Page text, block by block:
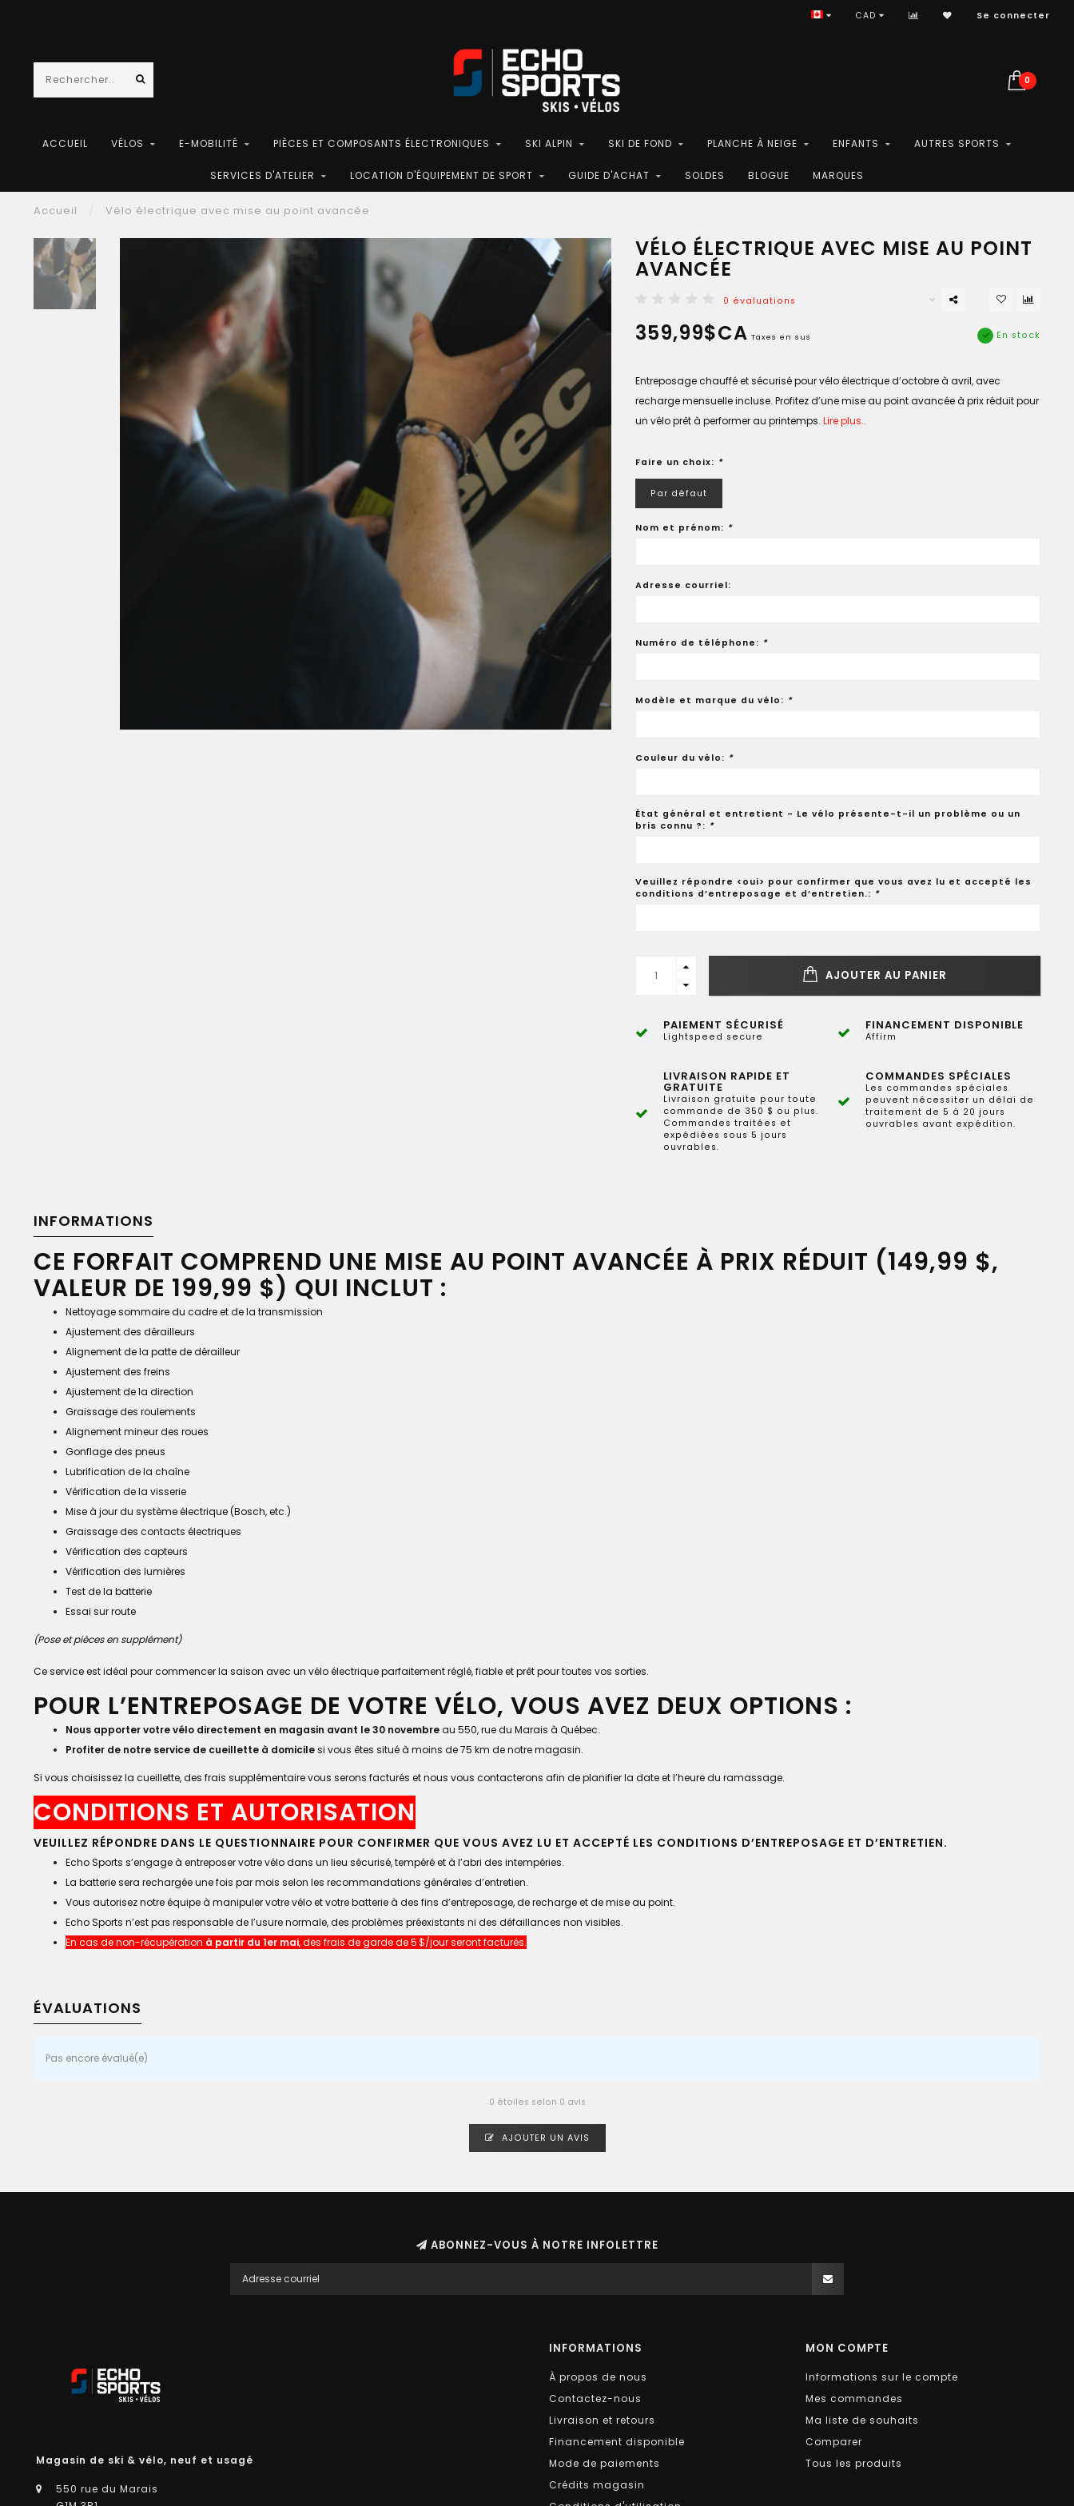
CAD Se connecter
0
ACCUEIL VÉLOS E-MOBILITÉ PIÈCES ET COMPOSANTS ÉLECTRONIQUES SKI ALPIN SKI DE FOND PLANCHE À NEIGE ENFANTS AUTRES SPORTS
SERVICES D'ATELIER LOCATION D'ÉQUIPEMENT DE SPORT GUIDE D'ACHAT SOLDES BLOGUE MARQUES
Accueil Vélo électrique avec mise au point avancée
VÉLO ÉLECTRIQUE AVEC MISE AU POINT
AVANCÉE
0 évaluations
359,99$CA Taxes en sus En stock
Entreposage chauffé et sécurisé pour vélo électrique d’octobre à avril, avec
recharge mensuelle incluse. Profitez d’une mise au point avancée à prix réduit pour
un vélo prêt à performer au printemps. Lire plus..
Faire un choix: *
Par défaut
Nom et prénom: *
Adresse courriel:
Numéro de téléphone: *
Modèle et marque du vélo: *
Couleur du vélo: *
État général et entretient - Le vélo présente-t-il un problème ou un
bris connu ?: *
Veuillez répondre <oui> pour confirmer que vous avez lu et accepté les
conditions d’entreposage et d’entretien.: *
AJOUTER AU PANIER
PAIEMENT SÉCURISÉ
Lightspeed secure
FINANCEMENT DISPONIBLE
Affirm
LIVRAISON RAPIDE ET
GRATUITE
Livraison gratuite pour toute
commande de 350 $ ou plus.
Commandes traitées et
expédiées sous 5 jours
ouvrables.
COMMANDES SPÉCIALES
Les commandes spéciales
peuvent nécessiter un délai de
traitement de 5 à 20 jours
ouvrables avant expédition.
INFORMATIONS
CE FORFAIT COMPREND UNE MISE AU POINT AVANCÉE À PRIX RÉDUIT (149,99 $,
VALEUR DE 199,99 $) QUI INCLUT :
Nettoyage sommaire du cadre et de la transmission
Ajustement des dérailleurs
Alignement de la patte de dérailleur
Ajustement des freins
Ajustement de la direction
Graissage des roulements
Alignement mineur des roues
Gonflage des pneus
Lubrification de la chaîne
Vérification de la visserie
Mise à jour du système électrique (Bosch, etc.)
Graissage des contacts électriques
Vérification des capteurs
Vérification des lumières
Test de la batterie
Essai sur route
(Pose et pièces en supplément)
Ce service est idéal pour commencer la saison avec un vélo électrique parfaitement réglé, fiable et prêt pour toutes vos sorties.
POUR L’ENTREPOSAGE DE VOTRE VÉLO, VOUS AVEZ DEUX OPTIONS :
Nous apporter votre vélo directement en magasin avant le 30 novembreau 550, rue du Marais à Québec.
Profiter de notre service de cueillette à domicilesi vous êtes situé à moins de 75 km de notre magasin.
Si vous choisissez la cueillette, des frais supplémentaire vous serons facturés et nous vous contacterons afin de planifier la date et l’heure du ramassage.
CONDITIONS ET AUTORISATION
VEUILLEZ RÉPONDRE DANS LE QUESTIONNAIRE POUR CONFIRMER QUE VOUS AVEZ LU ET ACCEPTÉ LES CONDITIONS D’ENTREPOSAGE ET D’ENTRETIEN.
Echo Sports s’engage à entreposer votre vélo dans un lieu sécurisé, tempéré et à l’abri des intempéries.
La batterie sera rechargée une fois par mois selon les recommandations générales d’entretien.
Vous autorisez notre équipe à manipuler votre vélo et votre batterie à des fins d’entreposage, de recharge et de mise au point.
Echo Sports n’est pas responsable de l’usure normale, des problèmes préexistants ni des défaillances non visibles.
En cas de non-récupération à partir du 1er mai, des frais de garde de 5 $/jour seront facturés.
ÉVALUATIONS
Pas encore évalué(e)
0 étoiles selon 0 avis
AJOUTER UN AVIS
ABONNEZ-VOUS À NOTRE INFOLETTRE
Magasin de ski & vélo, neuf et usagé
550 rue du Marais
INFORMATIONS
À propos de nous
Contactez-nous
Livraison et retours
Financement disponible
Mode de paiements
Crédits magasin
MON COMPTE
Informations sur le compte
Mes commandes
Ma liste de souhaits
Comparer
Tous les produits